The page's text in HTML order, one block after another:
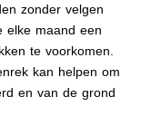
zonder velgen
elke maand een
te voorkomen.
kan helpen om
en van de grond